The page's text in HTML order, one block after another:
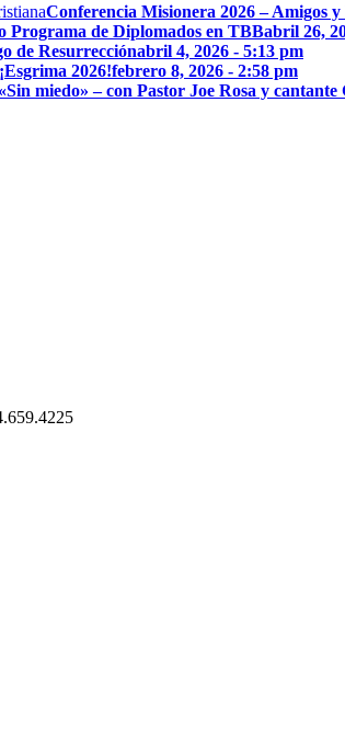
Conferencia Misionera 2026 – Amigos y
Programa de Diplomados en TBBabril 26,
de Resurrecciónabril 4, 2026 - 5:13 pm
¡Esgrima 2026!febrero 8, 2026 - 2:58 pm
«Sin miedo» – con Pastor Joe Rosa y